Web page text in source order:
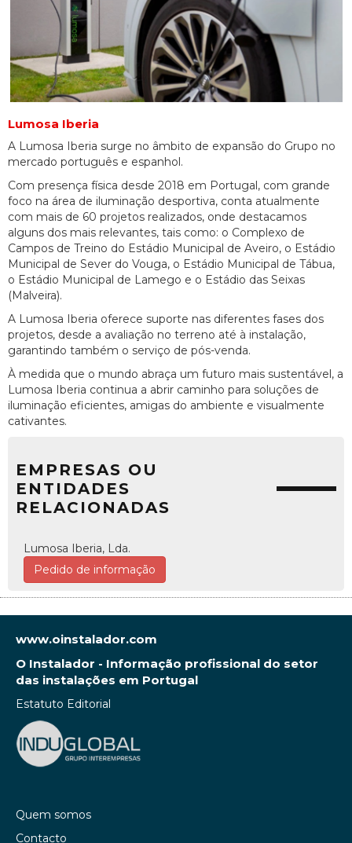
Lumosa Iberia
A Lumosa Iberia surge no âmbito de expansão do Grupo no
mercado português e espanhol.
Com presença física desde 2018 em Portugal, com grande
foco na área de iluminação desportiva, conta atualmente
com mais de 60 projetos realizados, onde destacamos
alguns dos mais relevantes, tais como: o Complexo de
Campos de Treino do Estádio Municipal de Aveiro, o Estádio
Municipal de Sever do Vouga, o Estádio Municipal de Tábua,
o Estádio Municipal de Lamego e o Estádio das Seixas
(Malveira).
A Lumosa Iberia oferece suporte nas diferentes fases dos
projetos, desde a avaliação no terreno até à instalação,
garantindo também o serviço de pós-venda.
À medida que o mundo abraça um futuro mais sustentável, a
Lumosa Iberia continua a abrir caminho para soluções de
iluminação eficientes, amigas do ambiente e visualmente
cativantes.
EMPRESAS OU
ENTIDADES
RELACIONADAS
Lumosa Iberia, Lda.
Pedido de informação
www.oinstalador.com
O Instalador - Informação profissional do setor
das instalações em Portugal
Estatuto Editorial
Quem somos
Contacto